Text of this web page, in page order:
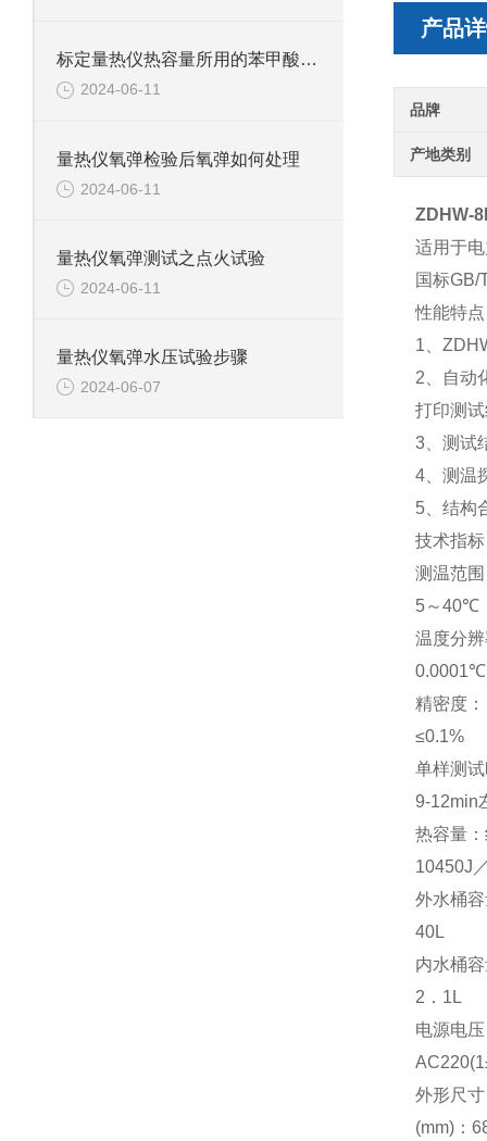
产品
品牌
产地类别
ZDHW-
适用于
国标GB/
性能特点
1 、
2 、自
打印测
3、测试
4、测温
5、结构
技术指标
测温范
5～40℃
温度分
0.0001℃
精密度：
≤0.1%
单样测
9-12min
热容量
10450J
外水桶
40L
内水桶
2 ．1L
电源电
外形尺寸
(mm)：
标定量热仪热容量所用的苯甲酸的技术要求
2024-06-11
量热仪氧弹检验后氧弹如何处理
2024-06-11
量热仪氧弹测试之点火试验
2024-06-11
量热仪氧弹水压试验步骤
2024-06-07